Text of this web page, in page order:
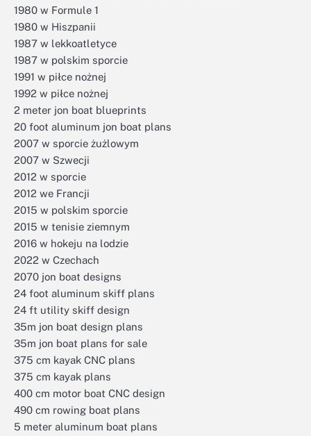
1980 w Formule 1
1980 w Hiszpanii
1987 w lekkoatletyce
1987 w polskim sporcie
1991 w piłce nożnej
1992 w piłce nożnej
2 meter jon boat blueprints
20 foot aluminum jon boat plans
2007 w sporcie żużlowym
2007 w Szwecji
2012 w sporcie
2012 we Francji
2015 w polskim sporcie
2015 w tenisie ziemnym
2016 w hokeju na lodzie
2022 w Czechach
2070 jon boat designs
24 foot aluminum skiff plans
24 ft utility skiff design
35m jon boat design plans
35m jon boat plans for sale
375 cm kayak CNC plans
375 cm kayak plans
400 cm motor boat CNC design
490 cm rowing boat plans
5 meter aluminum boat plans